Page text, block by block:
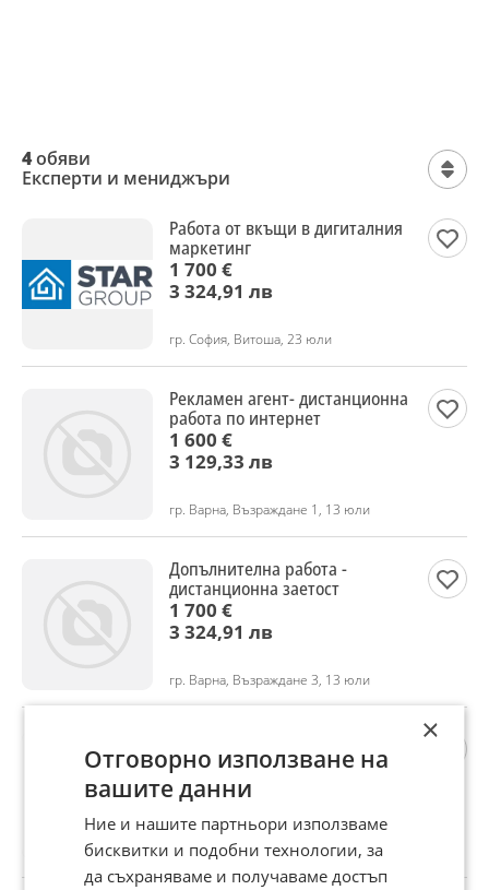
4обяви
Експерти и мениджъри
Работа от вкъщи в дигиталния
маркетинг
1 700 €
3 324,91 лв
гр. София, Витоша, 23 юли
Рекламен агент- дистанционна
работа по интернет
1 600 €
3 129,33 лв
гр. Варна, Възраждане 1, 13 юли
Допълнителна работа -
дистанционна заетост
1 700 €
3 324,91 лв
гр. Варна, Възраждане 3, 13 юли
работа
1 500 €
2 933,75 лв
гр. Бургас, Възраждане, 12 юли
×
Отговорно използване на
вашите данни
Ние и нашите партньори използваме
бисквитки и подобни технологии, за
да съхраняваме и получаваме достъп